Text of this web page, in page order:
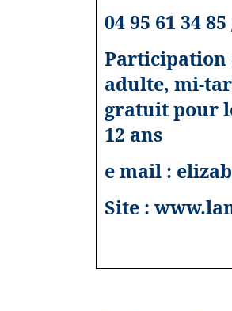
04 95 61 34
Participation
adulte, mi-
gratuit pour
12 ans
e mail :
Site :